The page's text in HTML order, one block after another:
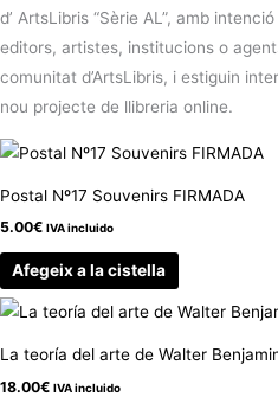
d’ ArtsLibris “Sèrie AL”, amb
editors, artistes, institucions o
comunitat d’ArtsLibris, i estiguin
nou projecte de llibreria online.
Postal Nº17 Souvenirs FIRMADA
5.00€ IVA incluido
Afegeix a la cistella
La teoría del arte de Walter
18.00€ IVA incluido